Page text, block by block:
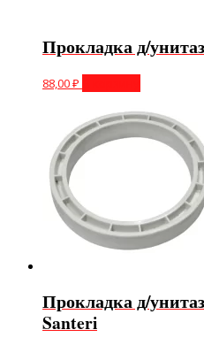
Прокладка д/
88,00₽
Прокладка д/
Santeri